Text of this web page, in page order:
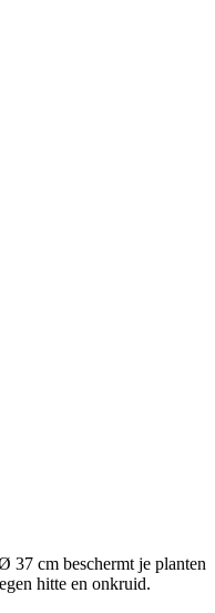
37 cm beschermt je planten
hitte en onkruid.